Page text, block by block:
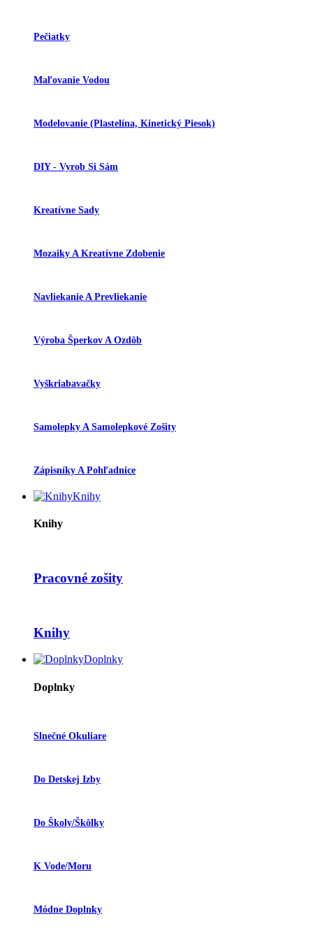
Pečiatky
Maľovanie Vodou
Modelovanie (plastelína, Kinetický Piesok)
DIY - Vyrob Si Sám
Kreatívne Sady
Mozaiky A Kreatívne Zdobenie
Navliekanie A Prevliekanie
Výroba Šperkov A Ozdôb
Vyškriabavačky
Samolepky A Samolepkové Zošity
Zápisníky A Pohľadnice
Knihy
Knihy
Pracovné zošity
Knihy
Doplnky
Doplnky
Slnečné Okuliare
Do Detskej Izby
Do Školy/škôlky
K Vode/moru
Módne Doplnky